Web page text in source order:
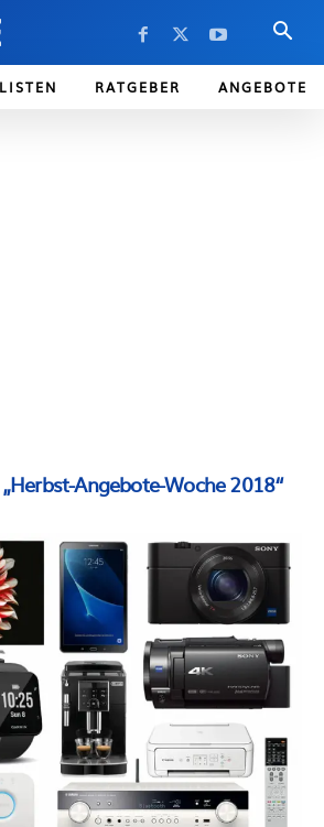
RATGEBER ANGEBOTE
„Herbst-Angebote-Woche 2018“